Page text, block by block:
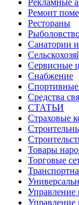
Ремонт
Рестораны
Санатории
Сервисные
Снабжение
Средства
СТАТЬИ
Страховые
Товары
Торговые
Управление